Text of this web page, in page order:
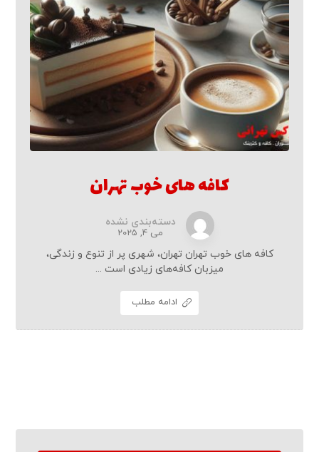
کافه های خوب تهران
دسته‌بندی نشده
می ۴, ۲۰۲۵
کافه های خوب تهران تهران، شهری پر از تنوع و زندگی،
میزبان کافه‌های زیادی است ...
ادامه مطلب